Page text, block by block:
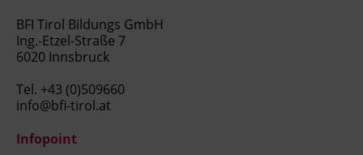
BFI Tirol Bildungs GmbH
Ing.-Etzel-Straße 7
6020 Innsbruck
Tel. +43 (0)509660
info@bfi-tirol.at
Infopoint